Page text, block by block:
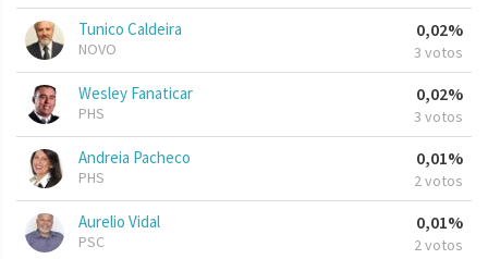
Tunico Caldeira
NOVO
0,02%
3 votos
Wesley Fanaticar
PHS
0,02%
3 votos
Andreia Pacheco
PHS
0,01%
2 votos
Aurelio Vidal
PSC
0,01%
2 votos